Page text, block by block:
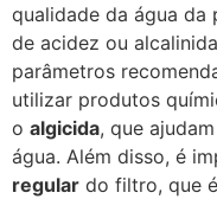
qualidade da água da
de acidez ou
parâmetros
utilizar produtos
o algicida, que
água. Além disso, é
regular do filtro, que